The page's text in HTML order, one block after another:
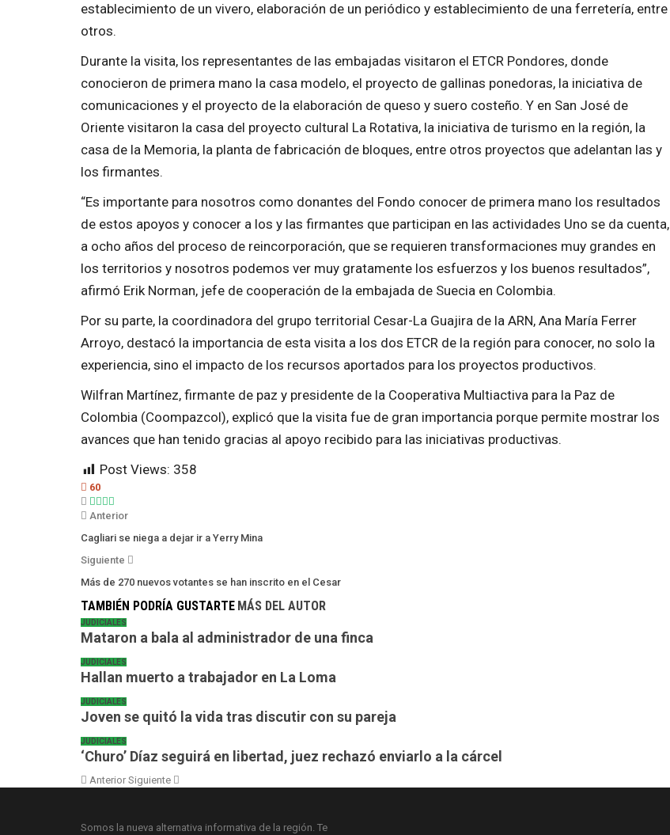
establecimiento de un vivero, elaboración de un periódico y establecimiento de una ferretería, entre
otros.
Durante la visita, los representantes de las embajadas visitaron el ETCR Pondores, donde
conocieron de primera mano la casa modelo, el proyecto de gallinas ponedoras, la iniciativa de
comunicaciones y el proyecto de la elaboración de queso y suero costeño. Y en San José de
Oriente visitaron la casa del proyecto cultural La Rotativa, la iniciativa de turismo en la región, la
casa de la Memoria, la planta de fabricación de bloques, entre otros proyectos que adelantan las y
los firmantes.
“Es importante para nosotros como donantes del Fondo conocer de primera mano los resultados
de estos apoyos y conocer a los y las firmantes que participan en las actividades Uno se da cuenta,
a ocho años del proceso de reincorporación, que se requieren transformaciones muy grandes en
los territorios y nosotros podemos ver muy gratamente los esfuerzos y los buenos resultados”,
afirmó Erik Norman, jefe de cooperación de la embajada de Suecia en Colombia.
Por su parte, la coordinadora del grupo territorial Cesar-La Guajira de la ARN, Ana María Ferrer
Arroyo, destacó la importancia de esta visita a los dos ETCR de la región para conocer, no solo la
experiencia, sino el impacto de los recursos aportados para los proyectos productivos.
Wilfran Martínez, firmante de paz y presidente de la Cooperativa Multiactiva para la Paz de
Colombia (Coompazcol), explicó que la visita fue de gran importancia porque permite mostrar los
avances que han tenido gracias al apoyo recibido para las iniciativas productivas.
Post Views: 358
60
Anterior
Cagliari se niega a dejar ir a Yerry Mina
Siguiente
Más de 270 nuevos votantes se han inscrito en el Cesar
TAMBIÉN PODRÍA GUSTARTE MÁS DEL AUTOR
JUDICIALES
Mataron a bala al administrador de una finca
JUDICIALES
Hallan muerto a trabajador en La Loma
JUDICIALES
Joven se quitó la vida tras discutir con su pareja
JUDICIALES
‘Churo’ Díaz seguirá en libertad, juez rechazó enviarlo a la cárcel
Anterior Siguiente
Somos la nueva alternativa informativa de la región. Te